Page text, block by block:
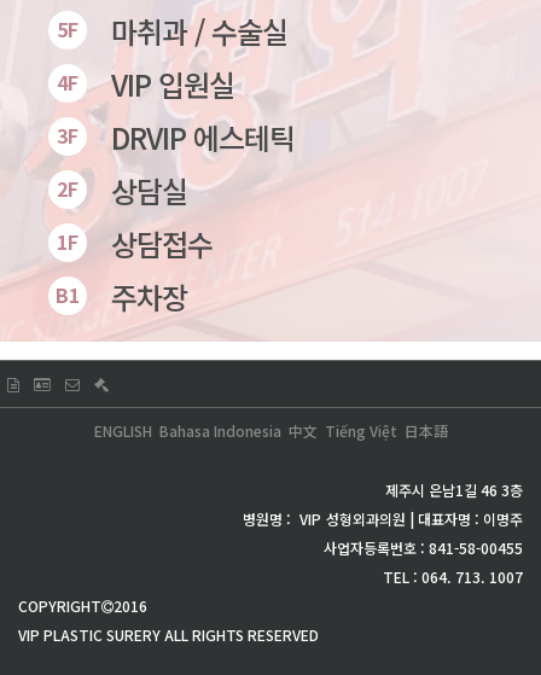
5F 마취과 / 수술실
4F VIP 입원실
3F DRVIP 에스테틱
2F 상담실
1F 상담접수
B1 주차장
日本語
Tiếng Việt
中文
Bahasa Indonesia
ENGLISH
제주시 은남1길 46 3층
병원명 : VIP 성형외과의원 | 대표자명 : 이명주
사업자등록번호 : 841-58-00455
TEL : 064. 713. 1007
COPYRIGHT
2016
VIP PLASTIC SURERY ALL RIGHTS RESERVED